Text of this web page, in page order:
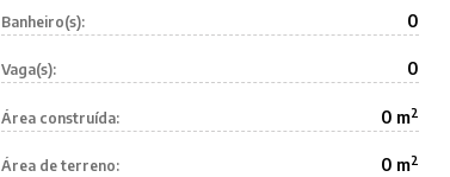
Banheiro(s): 0
Vaga(s): 0
Área construída: 0 m2
Área de terreno: 0 m2